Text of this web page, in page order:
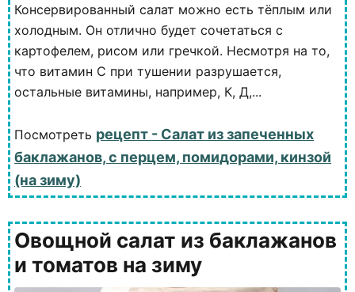
Консервированный салат можно есть тёплым или
холодным. Он отлично будет сочетаться с
картофелем, рисом или гречкой. Несмотря на то,
что витамин C при тушении разрушается,
остальные витамины, например, К, Д,...
Посмотреть рецепт - Салат из запеченных
баклажанов, с перцем, помидорами, кинзой
(на зиму)
Овощной салат из баклажанов
и томатов на зиму